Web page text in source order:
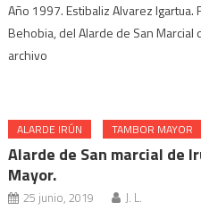
Año 1997. Estibaliz Alvarez Igartua.
Behobia, del Alarde de San
archivo
ALARDE IRÚN TAMBOR MAYOR
Alarde de San marcial de
Mayor.
25 junio, 2019 J. L.